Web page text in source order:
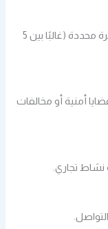
يجب أن يكون المتقدم قد أقام داخل الدولة لفترة محددة (غالبًا بين 5
أمنية أو مخالفات
تجاري.